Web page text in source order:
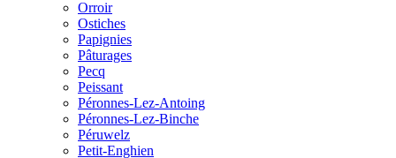
Orroir
Ostiches
Papignies
Pâturages
Pecq
Peissant
Péronnes-Lez-Antoing
Péronnes-Lez-Binche
Péruwelz
Petit-Enghien